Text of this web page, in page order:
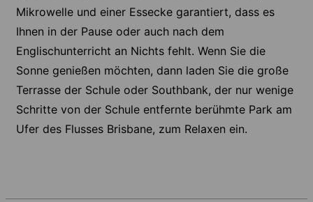
Mikrowelle und einer Essecke garantiert, dass es
Ihnen in der Pause oder auch nach dem
Englischunterricht an Nichts fehlt. Wenn Sie die
Sonne genießen möchten, dann laden Sie die große
Terrasse der Schule oder Southbank, der nur wenige
Schritte von der Schule entfernte berühmte Park am
Ufer des Flusses Brisbane, zum Relaxen ein.